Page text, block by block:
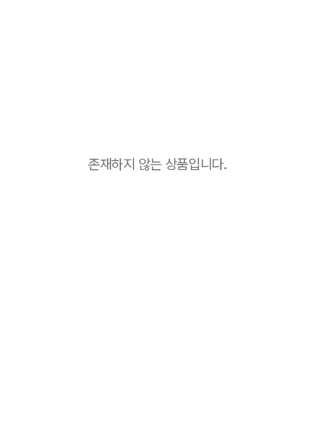
존재하지 않는 상품입니다.